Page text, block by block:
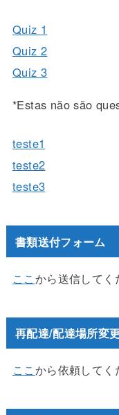
Quiz 1
Quiz 2
Quiz 3
*Estas não são
teste1
teste2
teste3
書類送付フォーム
ここから送信してく
再配達/配達場所変
ここから依頼してく